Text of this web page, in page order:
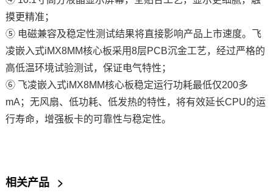
摸更精准；
⑤ 电磁兼容及稳定性测试结果将直接影响产品上市速度。飞
凌嵌入式iMX8M M核心板采用8层PCB沉金工艺，经过严格的
高低温环境试验测试，保证电气特性；
⑥ 飞凌嵌入式iMX8MM核心板稳定运行功耗最低仅200多
mA；无风扇、低功耗、低发热的特性，将有效延长CPU的运
行寿命，增强板卡的可靠性与稳定性。
相关产品 >